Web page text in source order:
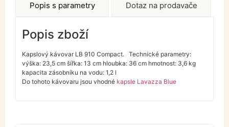
Popis s parametry Dotaz na prodavače
Popis zboží
Kapslový kávovar LB 910 Compact. Technické parametry:
výška: 23,5 cm šířka: 13 cm hloubka: 36 cm hmotnost: 3,6 kg
kapacita zásobníku na vodu: 1,2 l
Do tohoto kávovaru jsou vhodné kapsle Lavazza Blue